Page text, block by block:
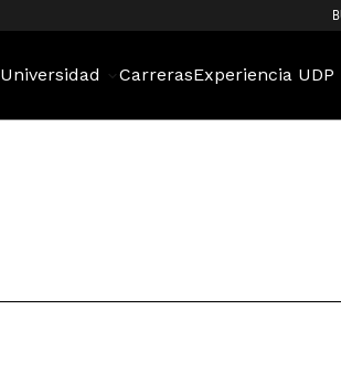
Universidad CarrerasExperiencia UDP